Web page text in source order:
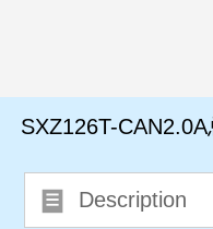
SXZ126T-
Description